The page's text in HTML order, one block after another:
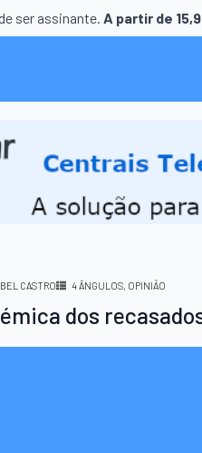
ser assinante. A partir de
CASTRO 4 ÂNGULOS OPINIÃO
dos